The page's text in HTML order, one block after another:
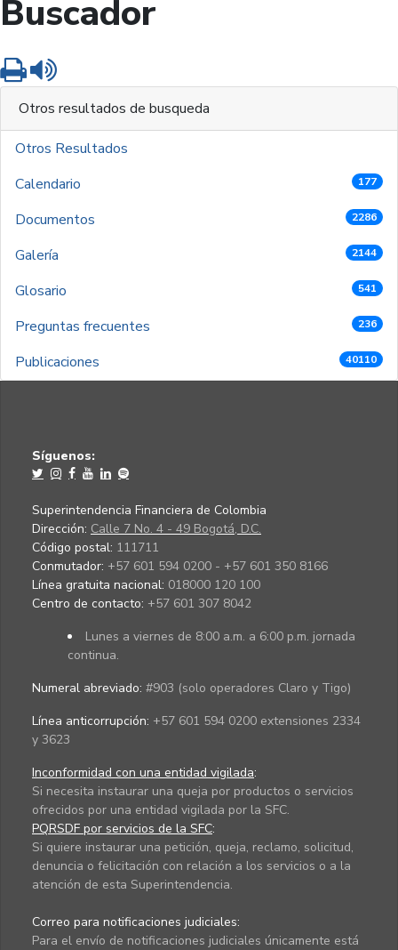
Buscador
Imprimir
Otros resultados de busqueda
Otros Resultados
Calendario
177
Documentos 2286
Galería 2144
Glosario 541
Preguntas frecuentes 236
Publicaciones 40110
Síguenos:
Superintendencia Financiera de Colombia
Dirección: Calle 7 No. 4 - 49 Bogotá, D.C.
Código postal: 111711
Conmutador: +57 601 594 0200 - +57 601 350 8166
Línea gratuita nacional: 018000 120 100
Centro de contacto: +57 601 307 8042
Lunes a viernes de 8:00 a.m. a 6:00 p.m. jornada
continua.
Numeral abreviado: #903 (solo operadores Claro y Tigo)
Línea anticorrupción: +57 601 594 0200 extensiones 2334
y 3623
Inconformidad con una entidad vigilada:
Si necesita instaurar una queja por productos o servicios
ofrecidos por una entidad vigilada por la SFC.
PQRSDF por servicios de la SFC:
Si quiere instaurar una petición, queja, reclamo, solicitud,
denuncia o felicitación con relación a los servicios o a la
atención de esta Superintendencia.
Correo para notificaciones judiciales:
Para el envío de notificaciones judiciales únicamente está